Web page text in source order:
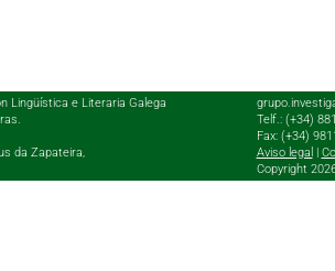
Lingüística e Literaria Galega
da Zapateira,
Telf.: (+34)
Fax: (+34)
Aviso legal |
Copyright